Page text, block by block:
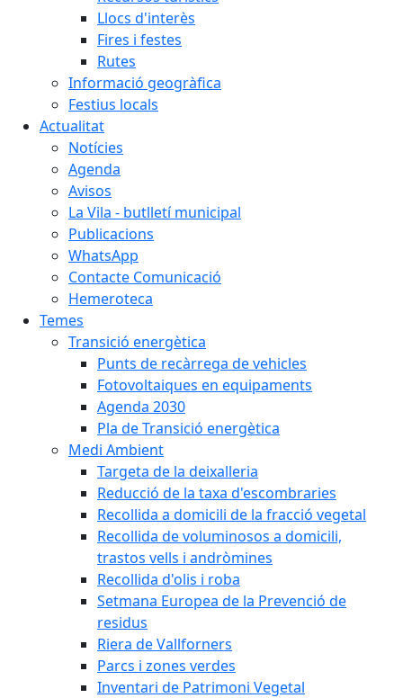
Llocs d'interès
Fires i festes
Rutes
Informació geogràfica
Festius locals
Actualitat
Notícies
Agenda
Avisos
La Vila - butlletí municipal
Publicacions
WhatsApp
Contacte Comunicació
Hemeroteca
Temes
Transició energètica
Punts de recàrrega de vehicles
Fotovoltaiques en equipaments
Agenda 2030
Pla de Transició energètica
Medi Ambient
Targeta de la deixalleria
Reducció de la taxa d'escombraries
Recollida a domicili de la fracció vegetal
Recollida de voluminosos a domicili,
trastos vells i andròmines
Recollida d'olis i roba
Setmana Europea de la Prevenció de
residus
Riera de Vallforners
Parcs i zones verdes
Inventari de Patrimoni Vegetal